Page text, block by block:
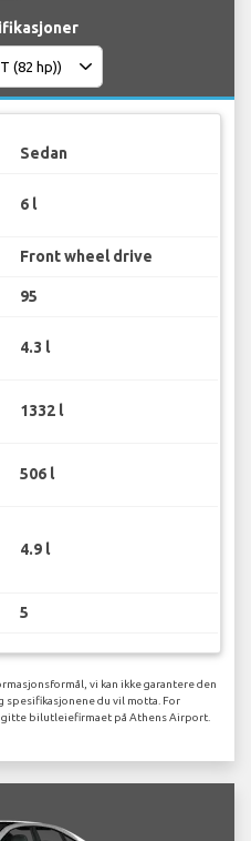
Sedan
6 l
Front wheel drive
95
4.3 l
1332 l
506 l
4.9 l
5
vi kan ikke garantere den
spesifikasjonene du vil motta. For
bilutleiefirmaet på Athens Airport.